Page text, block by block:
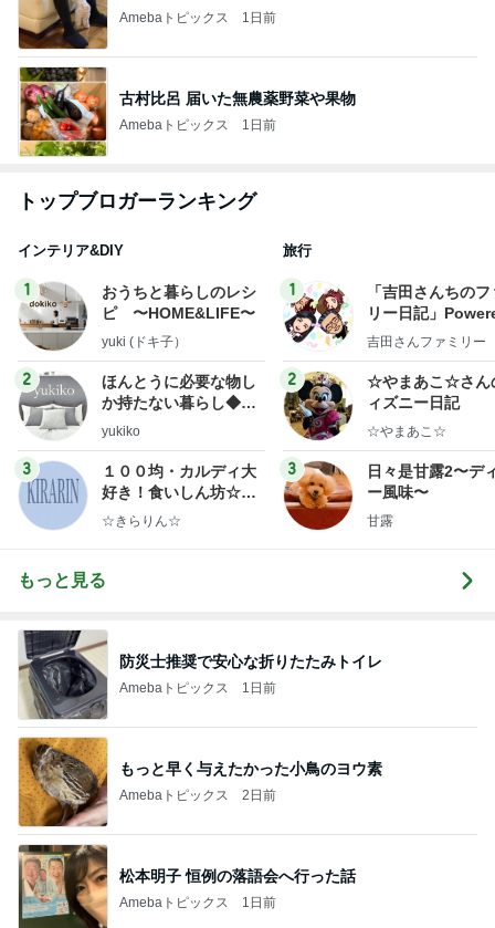
Amebaトピックス 1日前
古村比呂 届いた無農薬野菜や果物
Amebaトピックス 1日前
トップブロガーランキング
インテリア&DIY
1
おうちと暮らしのレシ
ピ 〜HOME&LIFE〜
yuki (ドキ子）
2
ほんとうに必要な物し
か持たない暮らし◆Ke
ep Life Simple◆〜イ
yukiko
3
１００均・カルディ大
好き！食いしん坊☆き
らりん☆のブログ
☆きらりん☆
旅行
1
「吉田さんちの
リー日記」
y Ameba 吉田さ
ログ
吉田さんファミリー
2
☆やまあこ☆さん
ィズニー日記
☆やまあこ☆
3
日々是甘露2〜デ
ー風味〜
甘露
もっと見る
防災士推奨で安心な折りたたみトイレ
Amebaトピックス 1日前
もっと早く与えたかった小鳥のヨウ素
Amebaトピックス 2日前
松本明子 恒例の落語会へ行った話
Amebaトピックス 1日前